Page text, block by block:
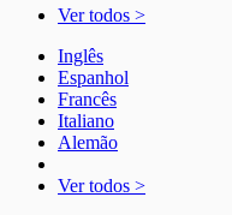
Ver todos >
Inglês
Espanhol
Francês
Italiano
Alemão
Ver todos >